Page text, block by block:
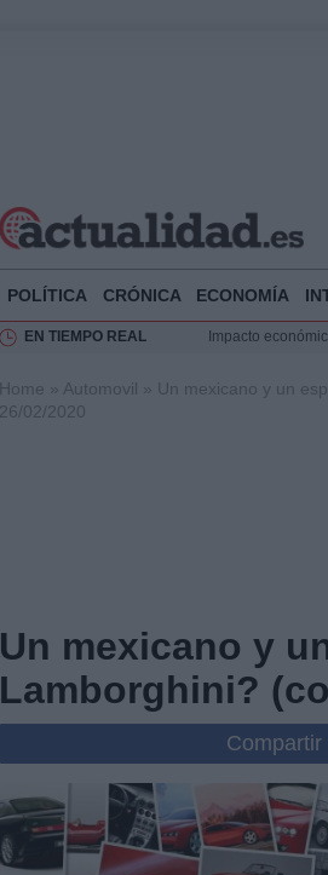
POLÍTICA CRÓNICA ECONOMÍA
EN TIEMPO REAL
Impacto
Transformación
Home » Automovil » Un mexicano y un
26/02/2020
Un mexicano y
Lamborghini?